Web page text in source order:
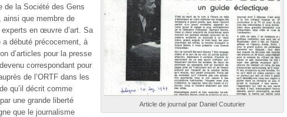
Article de journal par Daniel Couturier
de la Société des Gens
ainsi que membre de
experts en œuvre d’art. Sa
a débuté précocement, à
d’articles pour la presse
correspondant pour
de l’ORTF dans les
qu’il décrit comme
une grande liberté
que le journalisme